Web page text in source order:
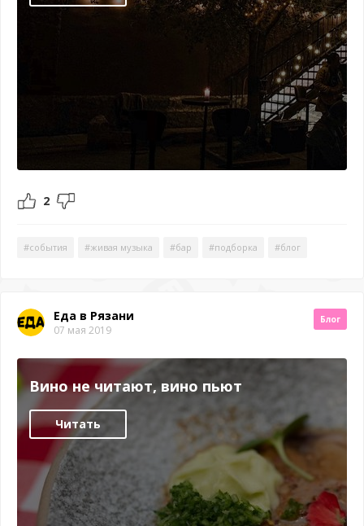
2
#события #живая музыка #бар #подборка #блог
Еда в Рязани
07 мая 2019
Блог
Вино не читают, вино пьют
Читать